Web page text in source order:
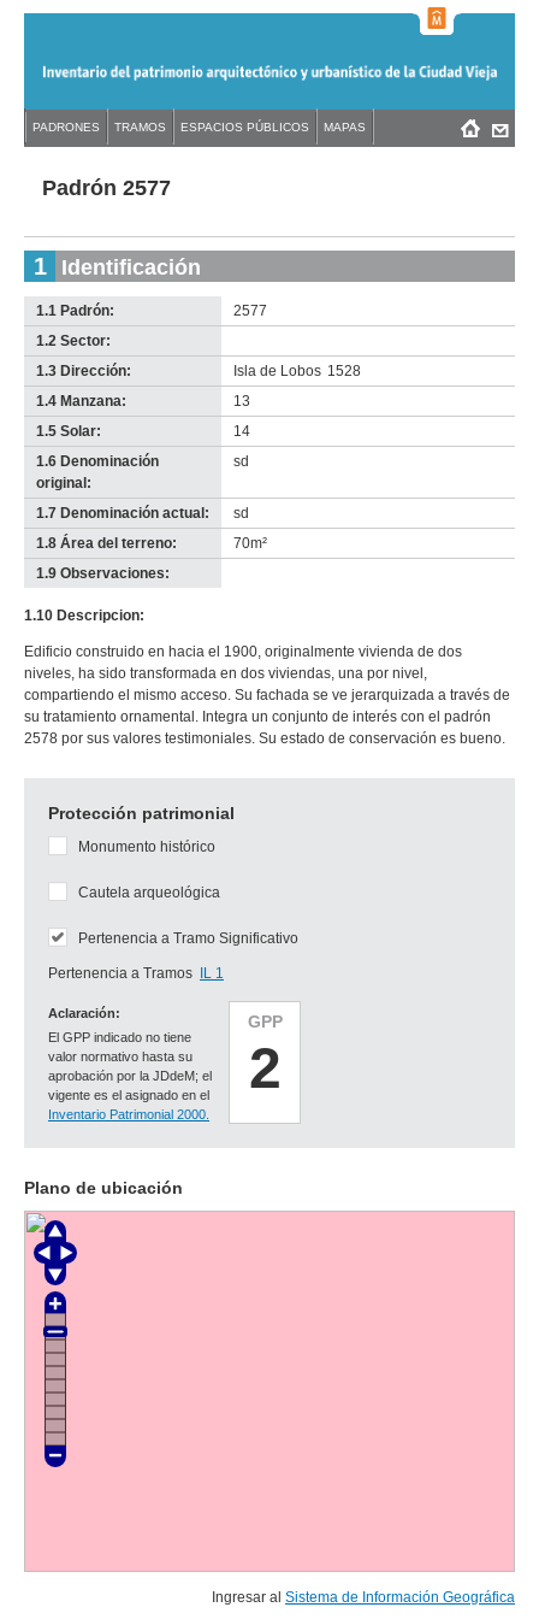
navigation
Back
topPadrón 2577
1 Identificación
1.1 Padrón:
2577
1.2 Sector:
no
info-
1.3 Dirección: Isla de Lobos 1528
1.4 Manzana:
13
1.5 Solar:
14
1.6 Denominación
original:
sd
1.7 Denominación actual:
sd
1.8 Área del terreno:
70m²
1.9 Observaciones:
1.10 Descripcion:
Edificio construido en hacia el 1900, originalmente vivienda de dos
niveles, ha sido transformada en dos viviendas, una por nivel,
compartiendo el mismo acceso. Su fachada se ve jerarquizada a través de
su tratamiento ornamental. Integra un conjunto de interés con el padrón
2578 por sus valores testimoniales. Su estado de conservación es bueno.
Protección patrimonial
GPP
2
Aclaración:
El GPP indicado no tiene
valor normativo hasta su
aprobación por la JDdeM; el
vigente es el asignado en el
Inventario Patrimonial 2000.
Monumento histórico
Cautela arqueológica
Pertenencia a Tramo Significativo
Pertenencia a Tramos IL 1
Plano de ubicación
Ingresar al Sistema de Información Geográfica
Back
to Menú
PADRONES TRAMOS ESPACIOS PÚBLICOS MAPAS